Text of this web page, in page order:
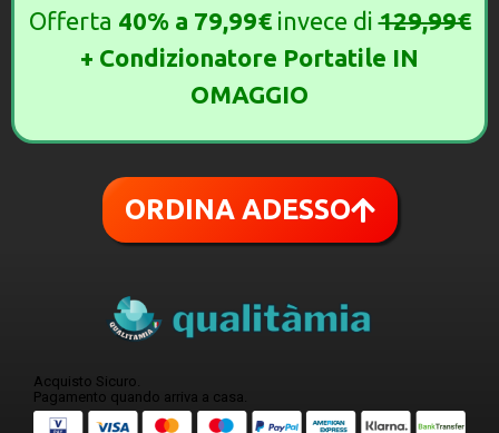
Offerta 40%a 79,99€ invece di129,99€
+ Condizionatore Portatile IN
OMAGGIO
ORDINA ADESSO
Acquisto Sicuro.
Pagamento quando arriva a casa.